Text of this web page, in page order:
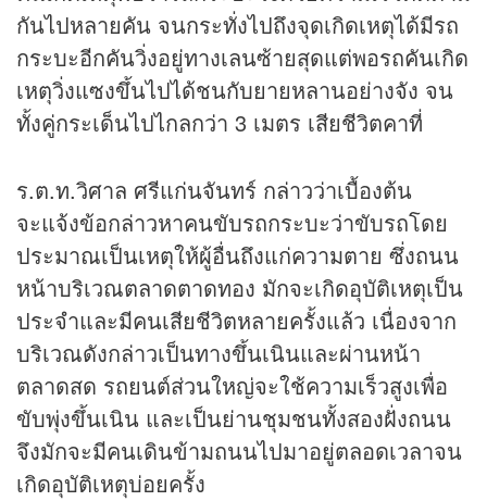
กันไปหลายคัน จนกระทั่งไปถึงจุดเกิดเหตุได้มีรถ
กระบะอีกคันวิ่งอยู่ทางเลนซ้ายสุดแต่พอรถคันเกิด
เหตุวิ่งแซงขึ้นไปได้ชนกับยายหลานอย่างจัง จน
ทั้งคู่กระเด็นไปไกลกว่า 3 เมตร เสียชีวิตคาที่
ร.ต.ท.วิศาล ศรีแก่นจันทร์ กล่าวว่าเบื้องต้น
จะแจ้งข้อกล่าวหาคนขับรถกระบะว่าขับรถโดย
ประมาณเป็นเหตุให้ผู้อื่นถึงแก่ความตาย ซึ่งถนน
หน้าบริเวณตลาดตาดทอง มักจะเกิดอุบัติเหตุเป็น
ประจำและมีคนเสียชีวิตหลายครั้งแล้ว เนื่องจาก
บริเวณดังกล่าวเป็นทางขึ้นเนินและผ่านหน้า
ตลาดสด รถยนต์ส่วนใหญ่จะใช้ความเร็วสูงเพื่อ
ขับพุ่งขึ้นเนิน และเป็นย่านชุมชนทั้งสองฝั่งถนน
จึงมักจะมีคนเดินข้ามถนนไปมาอยู่ตลอดเวลาจน
เกิดอุบัติเหตุบ่อยครั้ง